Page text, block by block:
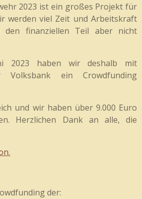
2023 ist ein großes Projekt für
werden viel Zeit und Arbeitskraft
den finanziellen Teil aber nicht
2023 haben wir deshalb mit
Volksbank ein Crowdfunding
und wir haben über 9.000 Euro
Herzlichen Dank an alle, die
der: